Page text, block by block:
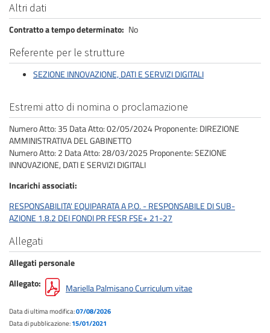
Altri dati
Contratto a tempo determinato No
Referente per le strutture
SEZIONE INNOVAZIONE, DATI E SERVIZI DIGITALI
Estremi atto di nomina o proclamazione
Numero Atto: 35 Data Atto: 02/05/2024 Proponente: DIREZIONE
AMMINISTRATIVA DEL GABINETTO
Numero Atto: 2 Data Atto: 28/03/2025 Proponente: SEZIONE
INNOVAZIONE, DATI E SERVIZI DIGITALI
Incarichi associati
RESPONSABILITA' EQUIPARATA A P.O. - RESPONSABILE DI SUB-
AZIONE 1.8.2 DEI FONDI PR FESR FSE+ 21-27
Allegati
Allegati personale
Allegato
Mariella Palmisano Curriculum vitae
Data di ultima modifica:07/08/2026
Data di pubblicazione:15/01/2021